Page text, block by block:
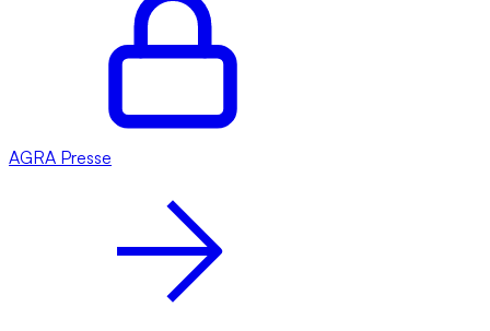
AGRA Presse